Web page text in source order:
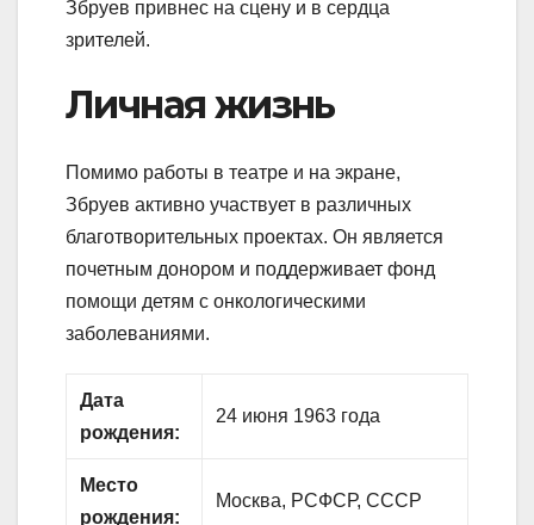
Збруев привнес на сцену и в сердца
зрителей.
Личная жизнь
Помимо работы в театре и на экране,
Збруев активно участвует в различных
благотворительных проектах. Он является
почетным донором и поддерживает фонд
помощи детям с онкологическими
заболеваниями.
Дата
рождения:
24 июня 1963 года
Место
рождения:
Москва, РСФСР, СССР